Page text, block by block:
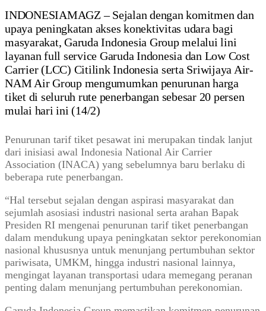
INDONESIAMAGZ – Sejalan dengan komitmen dan
upaya peningkatan akses konektivitas udara bagi
masyarakat, Garuda Indonesia Group melalui lini
layanan full service Garuda Indonesia dan Low Cost
Carrier (LCC) Citilink Indonesia serta Sriwijaya Air-
NAM Air Group mengumumkan penurunan harga
tiket di seluruh rute penerbangan sebesar 20 persen
mulai hari ini (14/2)
Penurunan tarif tiket pesawat ini merupakan tindak lanjut
dari inisiasi awal Indonesia National Air Carrier
Association (INACA) yang sebelumnya baru berlaku di
beberapa rute penerbangan.
“Hal tersebut sejalan dengan aspirasi masyarakat dan
sejumlah asosiasi industri nasional serta arahan Bapak
Presiden RI mengenai penurunan tarif tiket penerbangan
dalam mendukung upaya peningkatan sektor perekonomian
nasional khususnya untuk menunjang pertumbuhan sektor
pariwisata, UMKM, hingga industri nasional lainnya,
mengingat layanan transportasi udara memegang peranan
penting dalam menunjang pertumbuhan perekonomian.